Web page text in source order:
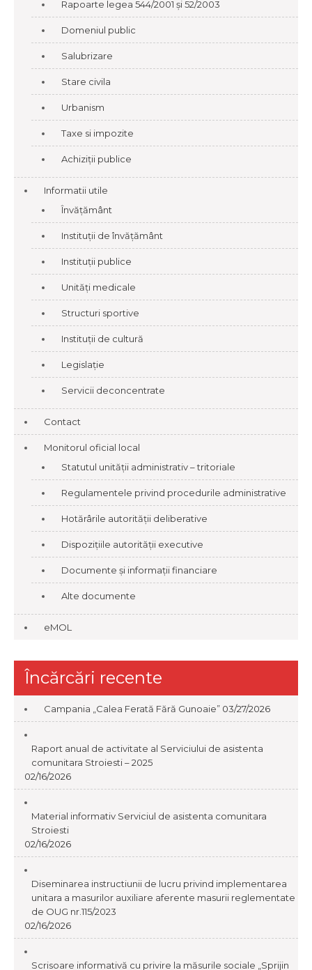
Rapoarte legea 544/2001 și 52/2003
Domeniul public
Salubrizare
Stare civila
Urbanism
Taxe si impozite
Achiziții publice
Informatii utile
Învățământ
Instituții de învățământ
Instituții publice
Unități medicale
Structuri sportive
Instituții de cultură
Legislație
Servicii deconcentrate
Contact
Monitorul oficial local
Statutul unității administrativ – tritoriale
Regulamentele privind procedurile administrative
Hotărârile autorității deliberative
Dispozițiile autorității executive
Documente și informații financiare
Alte documente
eMOL
Încărcări recente
Campania „Calea Ferată Fără Gunoaie” 03/27/2026
Raport anual de activitate al Serviciului de asistenta
comunitara Stroiesti – 2025
02/16/2026
Material informativ Serviciul de asistenta comunitara
Stroiesti
02/16/2026
Diseminarea instructiunii de lucru privind implementarea
unitara a masurilor auxiliare aferente masurii reglementate
de OUG nr.115/2023
02/16/2026
Scrisoare informativă cu privire la măsurile sociale „Sprijin